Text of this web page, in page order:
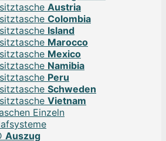
Austria
Colombia
Island
Marocco
Mexico
Namibia
Peru
Schweden
Vietnam
Einzeln
Auszug